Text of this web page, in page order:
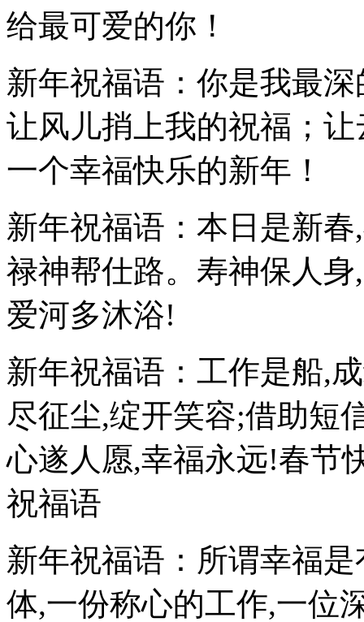
给最可爱的你！
新年祝福语：你是我最
让风儿捎上我的祝福；
一个幸福快乐的新年！
新年祝福语：本日是新
禄神帮仕路。寿神保人
爱河多沐浴!
新年祝福语：工作是船,
尽征尘,绽开笑容;借助短
心遂人愿,幸福永远!春节
祝福语
新年祝福语：所谓幸福
体,一份称心的工作,一位